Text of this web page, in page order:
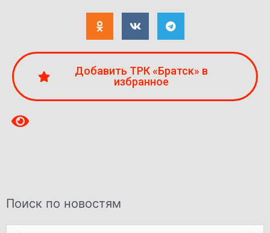
Добавить ТРК «Братск» в
избранное
Поиск по новостям